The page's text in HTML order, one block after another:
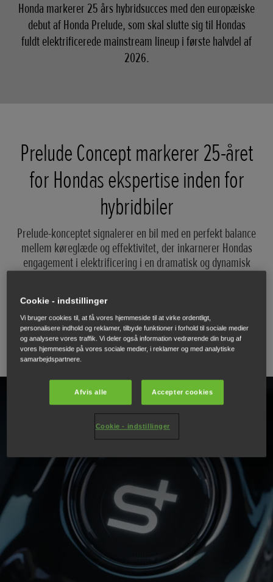
Honda markerer 25 års hybridsucces med den europæiske
debut af Honda Prelude, som skal slutte sig til Hondas
fuldt elektrificerede mainstream lineup i første halvdel af
2026.
Prelude Concept markerer 25-året
for Hondas ekspertise inden for
hybridbiler
Prelude-konceptet signalerer en bil med en perfekt balance
mellem køreglæde og effektivitet, der inkarnerer Hondas
engagement i elektrificering i en dramatisk og dynamisk
Vigtige funktioner
S+ Shift-teknologi, der simulerer en dobbeltkoblingstransmission (DCT)
Cookie - indstillinger
Vi bruger cookies til, at få vores hjemmeside til at virke ordentligt,
personalisere indhold og reklamer, tilbyde funktioner i forhold til sociale medier
og analysere vores traffik. Vi deler også information vedrørende din brug af
vores hjemmeside på vores sociale medier, i reklamer og med analytiske
samarbejdspartnere.
Afvis alle Accepter cookies
Cookie - indstillinger